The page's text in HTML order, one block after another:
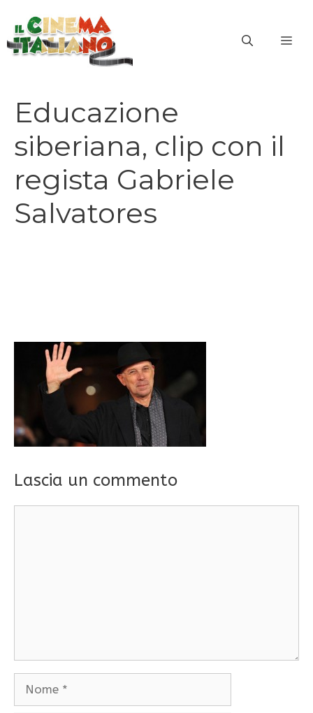
contenuto
Educazione
siberiana, clip con il
regista Gabriele
Salvatores
Lascia un commento